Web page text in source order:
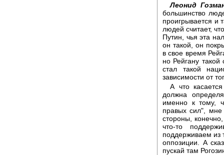
Леонид
большинство
проигрывается и
людей считает,
Путин, чья эта
он такой, он
в свое время
но Рейгану
стал такой
зависимости от
А что
должна
именно к тому,
правых сил", мне
стороны,
что-то
поддерживаем из
оппозиции. А
пускай там